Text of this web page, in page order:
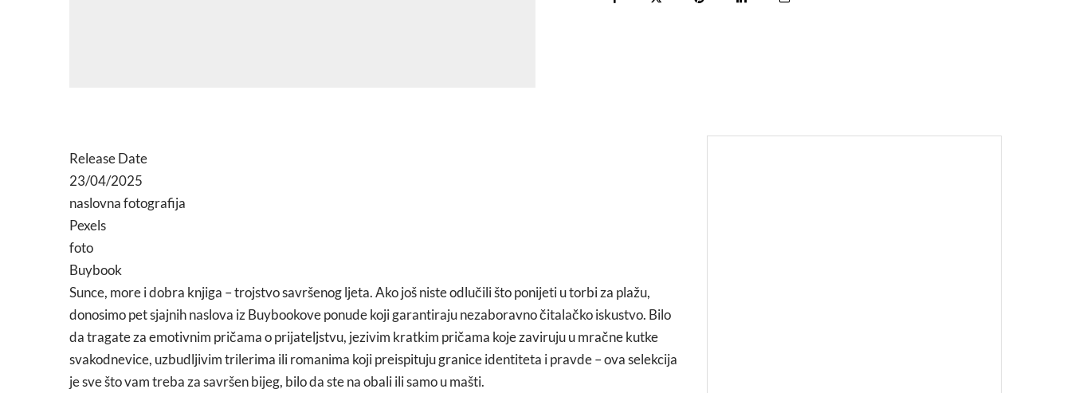
Release Date
23/04/2025
naslovna fotografija
Pexels
foto
Buybook
Sunce, more i dobra knjiga – trojstvo savršenog ljeta. Ako još niste odlučili što ponijeti u torbi za plažu,
donosimo pet sjajnih naslova iz Buybookove ponude koji garantiraju nezaboravno čitalačko iskustvo. Bilo
da tragate za emotivnim pričama o prijateljstvu, jezivim kratkim pričama koje zaviruju u mračne kutke
svakodnevice, uzbudljivim trilerima ili romanima koji preispituju granice identiteta i pravde – ova selekcija
je sve što vam treba za savršen bijeg, bilo da ste na obali ili samo u mašti.